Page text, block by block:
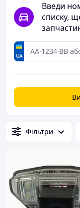
Введи
списку,
UA
Фільтри